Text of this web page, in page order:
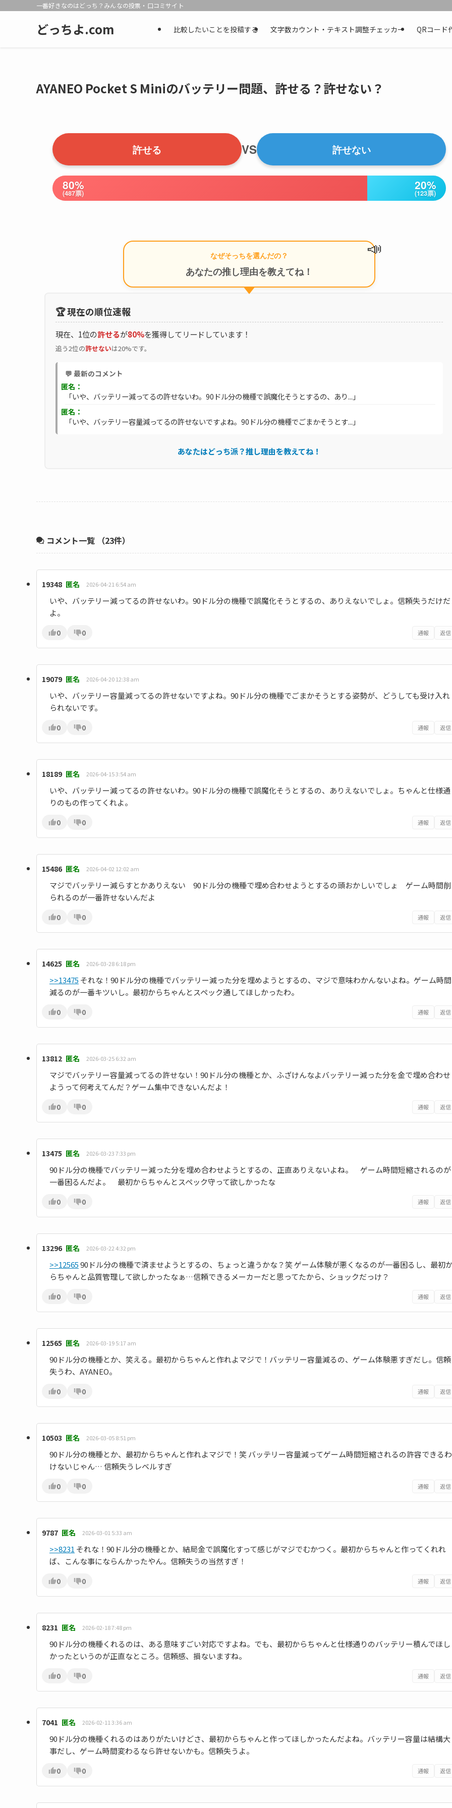
一番好きなのはどっち？みんなの投票・口コミサイト
どっちよ.com 比較したいことを投稿する 文字数カウント・テキスト調整チェッカー QRコード
AYANEO Pocket S Miniのバッテリー問題、許せる？許せない？
許せる VS 許せない
80%
(487票)
20%
(123票)
なぜそっちを選んだの？
あなたの推し理由を教えてね！
📣
🏆 現在の順位速報
現在、1位の許せるが80%を獲得してリードしています！
追う2位の許せないは20%です。
💬 最新のコメント
匿名：
「いや、バッテリー減ってるの許せないわ。90ドル分の機種で誤魔化そうとするの、あり...」
匿名：
「いや、バッテリー容量減ってるの許せないですよね。90ドル分の機種でごまかそうとす...」
あなたはどっち派？推し理由を教えてね！
コメント一覧 （23件）
19348 匿名 2026-04-21 6:54 am
いや、バッテリー減ってるの許せないわ。90ドル分の機種で誤魔化そうとするの、ありえないでしょ。信頼失うだけだ
よ。
0 0 通報 返信
19079 匿名 2026-04-20 12:38 am
いや、バッテリー容量減ってるの許せないですよね。90ドル分の機種でごまかそうとする姿勢が、どうしても受け入れ
られないです。
0 0 通報 返信
18189 匿名 2026-04-15 3:54 am
いや、バッテリー減ってるの許せないわ。90ドル分の機種で誤魔化そうとするの、ありえないでしょ。ちゃんと仕様通
りのもの作ってくれよ。
0 0 通報 返信
15486 匿名 2026-04-02 12:02 am
マジでバッテリー減らすとかありえない 90ドル分の機種で埋め合わせようとするの頭おかしいでしょ ゲーム時間削
られるのが一番許せないんだよ
0 0 通報 返信
14625 匿名 2026-03-28 6:18 pm
>>13475 それな！90ドル分の機種でバッテリー減った分を埋めようとするの、マジで意味わかんないよね。ゲーム時間
減るのが一番キツいし。最初からちゃんとスペック通してほしかったわ。
0 0 通報 返信
13812 匿名 2026-03-25 6:32 am
マジでバッテリー容量減ってるの許せない！90ドル分の機種とか、ふざけんなよバッテリー減った分を金で埋め合わせ
ようって何考えてんだ？ゲーム集中できないんだよ！
0 0 通報 返信
13475 匿名 2026-03-23 7:33 pm
90ドル分の機種でバッテリー減った分を埋め合わせようとするの、正直ありえないよね。 ゲーム時間短縮されるのが
一番困るんだよ。 最初からちゃんとスペック守って欲しかったな
0 0 通報 返信
13296 匿名 2026-03-22 4:32 pm
>>1256590ドル分の機種で済ませようとするの、ちょっと違うかな？笑 ゲーム体験が悪くなるのが一番困るし、最初
らちゃんと品質管理して欲しかったなぁ…信頼できるメーカーだと思ってたから、ショックだっけ？
0 0 通報 返信
12565 匿名 2026-03-19 5:17 am
90ドル分の機種とか、笑える。最初からちゃんと作れよマジで！バッテリー容量減るの、ゲーム体験悪すぎだし。信頼
失うわ、AYANEO。
0 0 通報 返信
10503 匿名 2026-03-05 8:51 pm
90ドル分の機種とか、最初からちゃんと作れよマジで！笑 バッテリー容量減ってゲーム時間短縮されるの許容できるわ
けないじゃん… 信頼失うレベルすぎ
0 0 通報 返信
9787 匿名 2026-03-01 5:33 am
>>8231 それな！90ドル分の機種とか、結局金で誤魔化すって感じがマジでむかつく。最初からちゃんと作ってくれれ
ば、こんな事にならんかったやん。信頼失うの当然すぎ！
0 0 通報 返信
8231 匿名 2026-02-18 7:48 pm
90ドル分の機種くれるのは、ある意味すごい対応ですよね。でも、最初からちゃんと仕様通りのバッテリー積んでほし
かったというのが正直なところ。信頼感、損ないますね。
0 0 通報 返信
7041 匿名 2026-02-11 3:36 am
90ドル分の機種くれるのはありがたいけどさ、最初からちゃんと作ってほしかったんだよね。バッテリー容量は結構大
事だし、ゲーム時間変わるなら許せないかも。信頼失うよ。
0 0 通報 返信